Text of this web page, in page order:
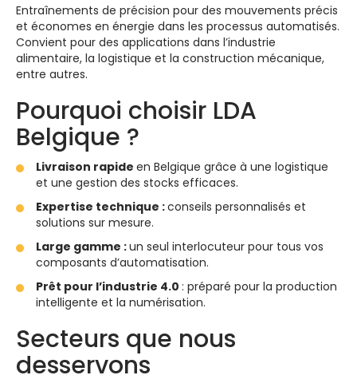
Entraînements de précision pour des mouvements précis
et économes en énergie dans les processus automatisés.
Convient pour des applications dans l’industrie
alimentaire, la logistique et la construction mécanique,
entre autres.
Pourquoi choisir LDA
Belgique ?
Livraison rapide en Belgique grâce à une logistique
et une gestion des stocks efficaces.
Expertise technique :conseils personnalisés et
solutions sur mesure.
Large gamme :un seul interlocuteur pour tous vos
composants d’automatisation.
Prêt pour l’industrie 4.0 : préparé pour la production
intelligente et la numérisation.
Secteurs que nous
desservons